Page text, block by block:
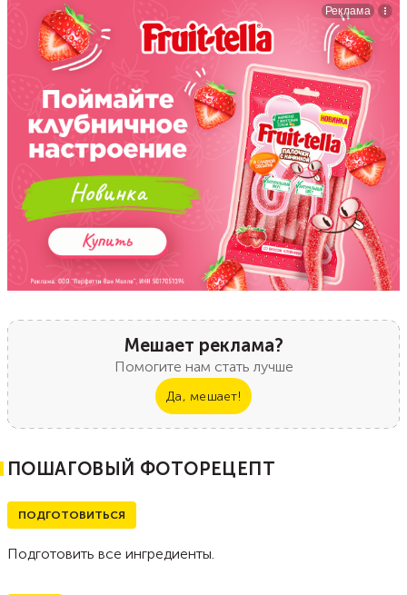
Мешает реклама?
Помогите нам стать лучше
Да, мешает!
ПОШАГОВЫЙ ФОТОРЕЦЕПТ
ПОДГОТОВИТЬСЯ
Подготовить все ингредиенты.